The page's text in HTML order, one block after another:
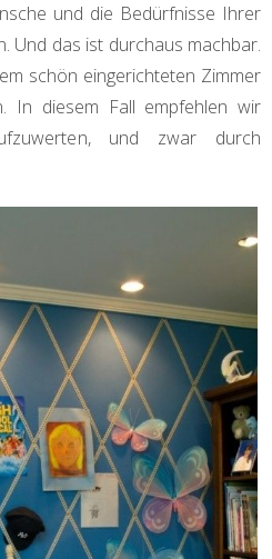
und die Bedürfnisse Ihrer
Und das ist durchaus machbar.
schön eingerichteten Zimmer
In diesem Fall empfehlen wir
und zwar durch